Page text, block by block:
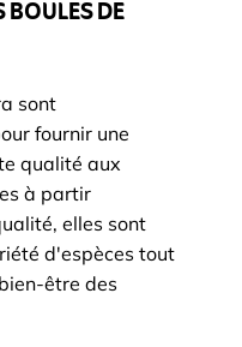
DE
sont
fournir une
qualité aux
à partir
elles sont
d'espèces tout
être des